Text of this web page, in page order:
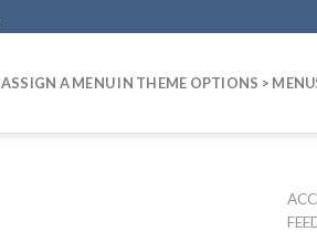
ASSIGN A MENU IN THEME OPTIONS >